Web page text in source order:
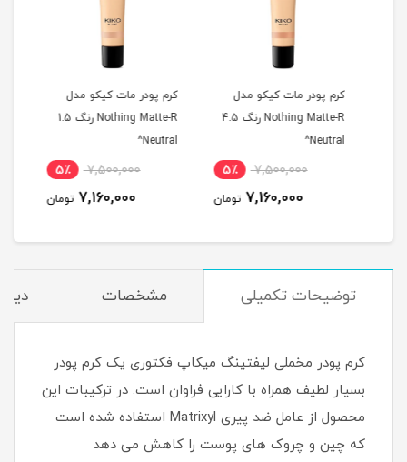
کرم پودر مات کیکو مدل
Nothing Matte-R رنگ 4.5
Neutral^
7,500,000 5٪
7,160,000 تومان
کرم پودر مات کیکو مدل
Nothing Matte-R رنگ 1.5
Neutral^
7,500,000 5٪
7,160,000 تومان
توضیحات تکمیلی مشخصات
کرم پودر مخملی لیفتینگ میکاپ فکتوری یک کرم پودر
بسیار لطیف همراه با کارایی فراوان است. در ترکیبات این
محصول از عامل ضد پیری Matrixyl استفاده شده است
که چین و چروک های پوست را کاهش می دهد